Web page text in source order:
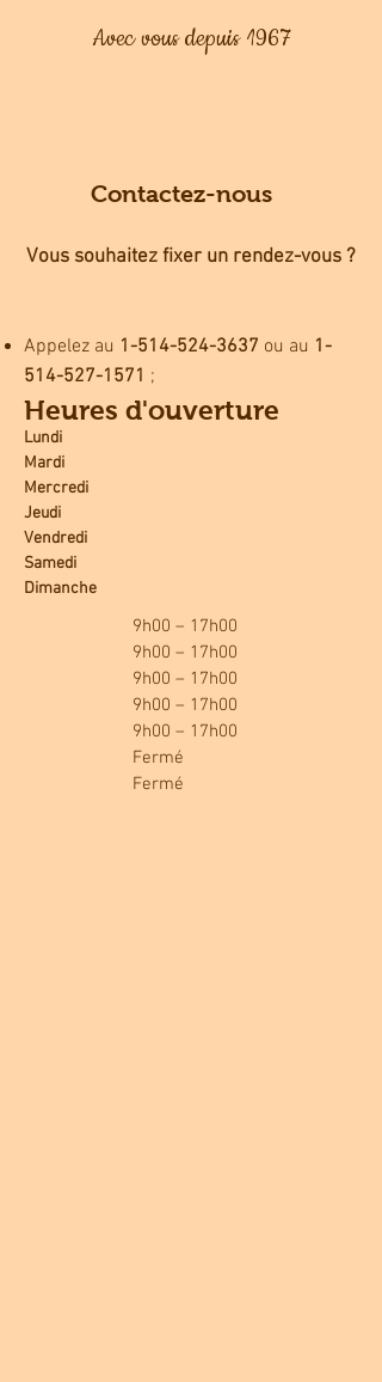
Avec vous depuis 1967
Contactez-nous
Vous souhaitez fixer un rendez-vous ?
Appelez au 1-514-524-3637 ou au 1-
514-527-1571 ;
Heures d'ouverture
Lundi
Mardi
Mercredi
Jeudi
Vendredi
Samedi
Dimanche
9h00 – 17h00
9h00 – 17h00
9h00 – 17h00
9h00 – 17h00
9h00 – 17h00
Fermé
Fermé